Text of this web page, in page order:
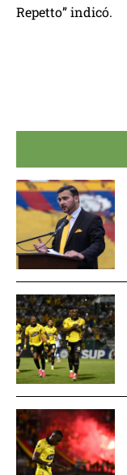
Repetto” indicó.